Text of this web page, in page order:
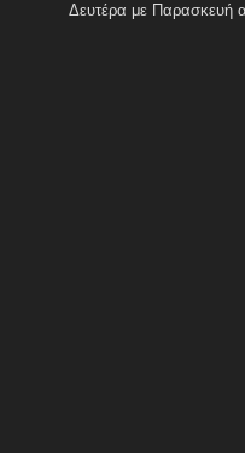
Δευτέρα με Παρασκευή